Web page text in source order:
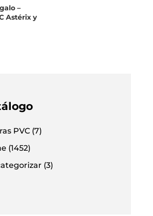
PVC (7)
(1452)
(3)
–
Astérix y